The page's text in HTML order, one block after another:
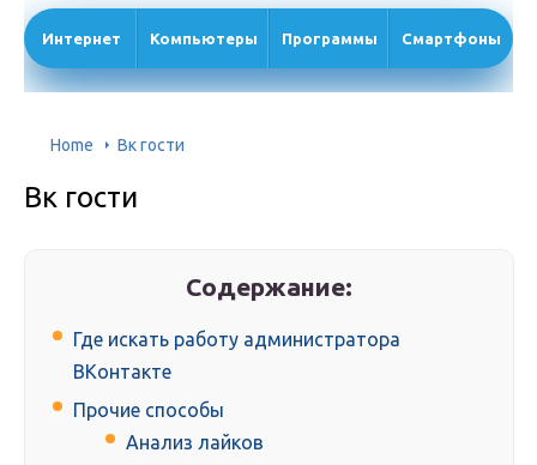
Интернет Компьютеры Программы Смартфоны
Home Вк гости
Вк гости
Содержание:
Где искать работу администратора
ВКонтакте
Прочие способы
Анализ лайков